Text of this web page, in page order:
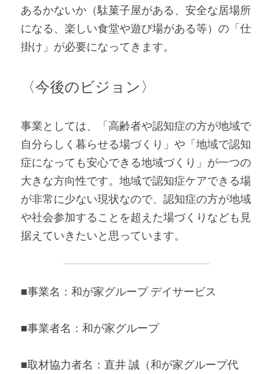
あるかないか（駄菓子屋がある、安全な居場所
になる、楽しい食堂や遊び場がある等）の「仕
掛け」が必要になってきます。
〈今後のビジョン〉
事業としては、「高齢者や認知症の方が地域で
自分らしく暮らせる場づくり」や「地域で認知
症になっても安心できる地域づくり」が一つの
大きな方向性です。地域で認知症ケアできる場
が非常に少ない現状なので、認知症の方が地域
や社会参加することを超えた場づくりなども見
据えていきたいと思っています。
■事業名：和が家グループ デイサービス
■事業者名：和が家グループ
■取材協力者名：直井 誠（和が家グループ代